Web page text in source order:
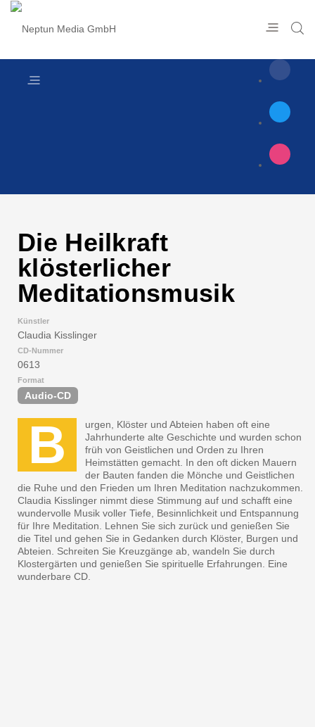
Die Heilkraft
klösterlicher
Meditationsmusik
Künstler
Claudia Kisslinger
CD-Nummer
0613
Format
Audio-CD
B
urgen, Klöster und Abteien haben oft eine
Jahrhunderte alte Geschichte und wurden schon
früh von Geistlichen und Orden zu Ihren
Heimstätten gemacht. In den oft dicken Mauern
der Bauten fanden die Mönche und Geistlichen
die Ruhe und den Frieden um Ihren Meditation nachzukommen.
Claudia Kisslinger nimmt diese Stimmung auf und schafft eine
wundervolle Musik voller Tiefe, Besinnlichkeit und Entspannung
für Ihre Meditation. Lehnen Sie sich zurück und genießen Sie
die Titel und gehen Sie in Gedanken durch Klöster, Burgen und
Abteien. Schreiten Sie Kreuzgänge ab, wandeln Sie durch
Klostergärten und genießen Sie spirituelle Erfahrungen. Eine
wunderbare CD.